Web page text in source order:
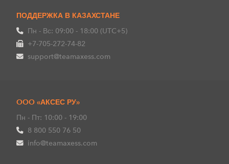
ПОДДЕРЖКА В КАЗАХСТАНЕ
Пн - Вс: 09:00 - 18:00 (UTC+5)
+7-705-272-74-82
support@teamaxess.com
OOO «АКСЕС РУ»
Пн - Пт: 10:00 - 19:00
8 800 550 76 50
info@teamaxess.com